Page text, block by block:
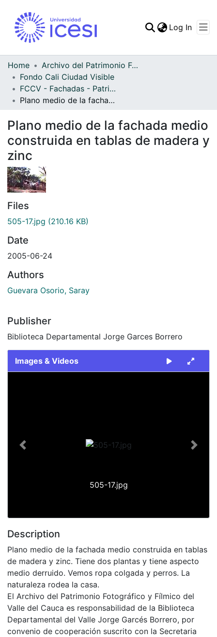
Log In
Home
Archivo del Patrimonio Fotográfico y Fílmico del Valle del Cauca
Fondo Cali Ciudad Visible
FCCV - Fachadas - Patrimonial
Plano medio de la fachada medio construida en tablas de madera y zinc
Plano medio de la fachada medio
construida en tablas de madera y
zinc
Files
505-17.jpg (210.16 KB)
Date
2005-06-24
Authors
Guevara Osorio, Saray
Publisher
Biblioteca Departamental Jorge Garces Borrero
Images & Videos
505-17.jpg
Previous Next
Description
Plano medio de la fachada medio construida en tablas
de madera y zinc. Tiene dos plantas y tiene aspecto
medio derruido. Vemos ropa colgada y perros. La
naturaleza rodea la casa.
El Archivo del Patrimonio Fotográfico y Fílmico del
Valle del Cauca es responsabilidad de la Biblioteca
Departamental del Valle Jorge Garcés Borrero, por
convenio de cooperación suscrito con la Secretaria